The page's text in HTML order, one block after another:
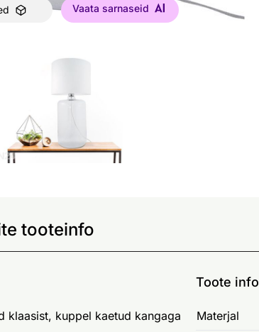
Vaata sarnaseid
tooteinfo
klaasist, kuppel kaetud kangaga
Toote info
Materjal